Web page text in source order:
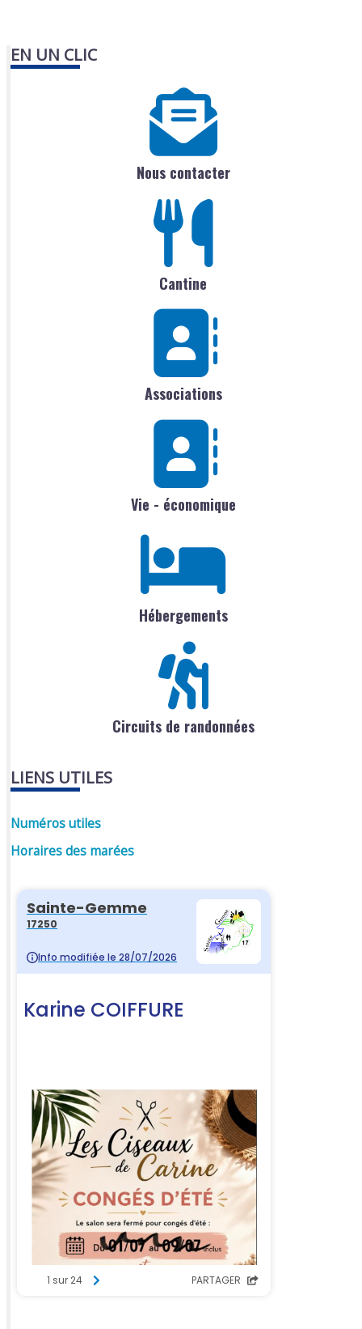
EN UN CLIC
Nous contacter
Cantine
Associations
Vie - économique
Hébergements
Circuits de randonnées
LIENS UTILES
Numéros utiles
Horaires des marées